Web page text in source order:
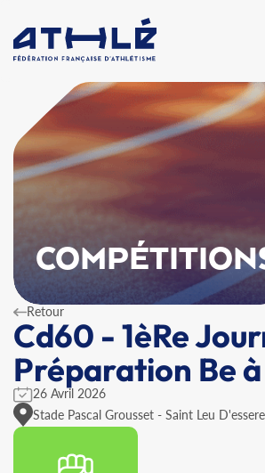
Retour
Cd60 - 1èRe
Préparation Be
26 Avril 2026
Stade Pascal Grousset - Saint Leu